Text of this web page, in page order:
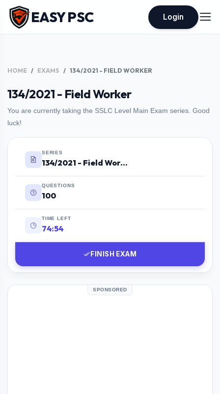
EASY PSC Login
HOME EXAMS 134/2021 - FIELD WORKER
134/2021 - Field Worker
You are currently taking the SSLC Level Main Exam series. Good
luck!
SERIES
134/2021 - Field Worker
QUESTIONS
100
TIME LEFT
74:53
FINISH EXAM
SPONSORED